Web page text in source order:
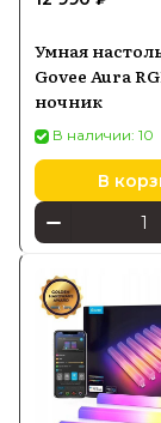
Умная
Govee Aura
ночник
В наличии: 10
В